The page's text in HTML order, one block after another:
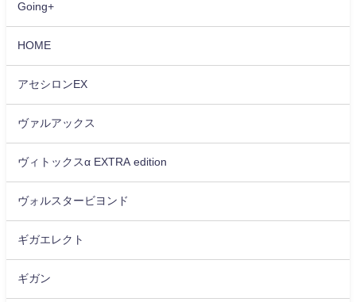
Going+
HOME
アセシロンEX
ヴァルアックス
ヴィトックスα EXTRA edition
ヴォルスタービヨンド
ギガエレクト
ギガン